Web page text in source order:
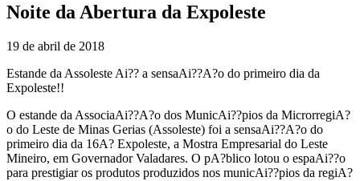
Noite da Abertura da Expoleste
19 de abril de 2018
Estande da Assoleste Ai?? a sensaAi??A?o do primeiro dia da
Expoleste!!
O estande da AssociaAi??A?o dos MunicAi??pios da MicrorregiA?
o do Leste de Minas Gerias (Assoleste) foi a sensaAi??A?o do
primeiro dia da 16A? Expoleste, a Mostra Empresarial do Leste
Mineiro, em Governador Valadares. O pA?blico lotou o espaAi??o
para prestigiar os produtos produzidos nos municAi??pios da regiA?